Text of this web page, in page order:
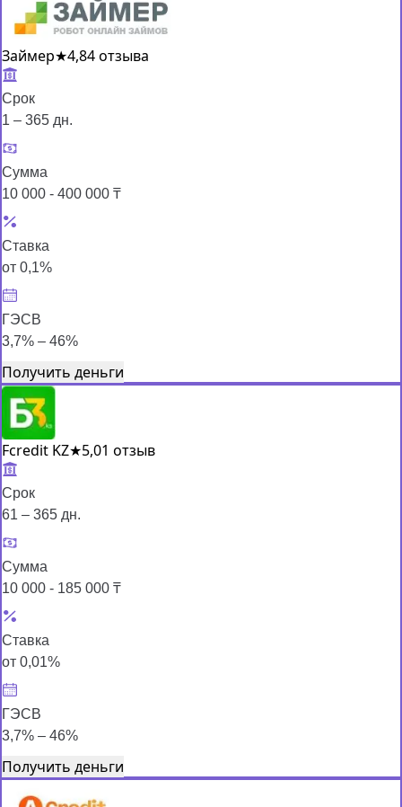
Займер★4,84 отзыва
Срок
1 – 365 дн.
Сумма
10 000 - 400 000 ₸
Ставка
от 0,1%
ГЭСВ
3,7% – 46%
Получить деньги
Fcredit KZ★5,01 отзыв
Срок
61 – 365 дн.
Сумма
10 000 - 185 000 ₸
Ставка
от 0,01%
ГЭСВ
3,7% – 46%
Получить деньги